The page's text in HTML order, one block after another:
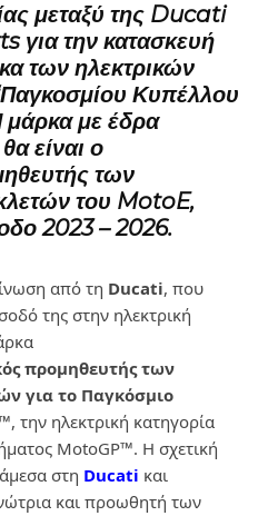
μεταξύ της Ducati
για την κατασκευή
των ηλεκτρικών
Κυπέλλου
με έδρα
είναι ο
των
του MotoE,
2023 – 2026.
από τη Ducati, που
της στην ηλεκτρική
προμηθευτής των
για το Παγκόσμιο
, την ηλεκτρική κατηγορία
MotoGP™. Η σχετική
στη Ducati και
και προωθητή των